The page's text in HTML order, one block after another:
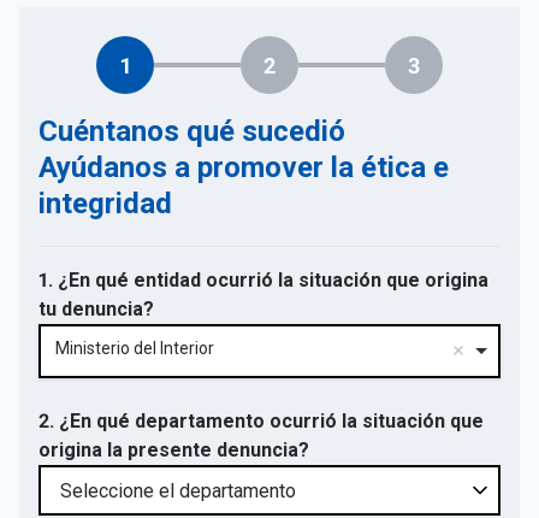
1 2 3
Cuéntanos qué sucedió
Ayúdanos a promover la ética e
integridad
1. ¿En qué entidad ocurrió la situación que origina
tu denuncia?
Ministerio del Interior
2. ¿En qué departamento ocurrió la situación que
origina la presente denuncia?